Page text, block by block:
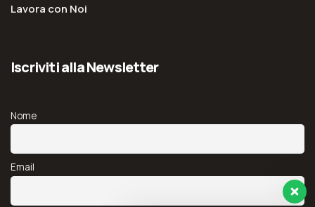
Lavora con Noi
Iscriviti alla Newsletter
Nome
Email